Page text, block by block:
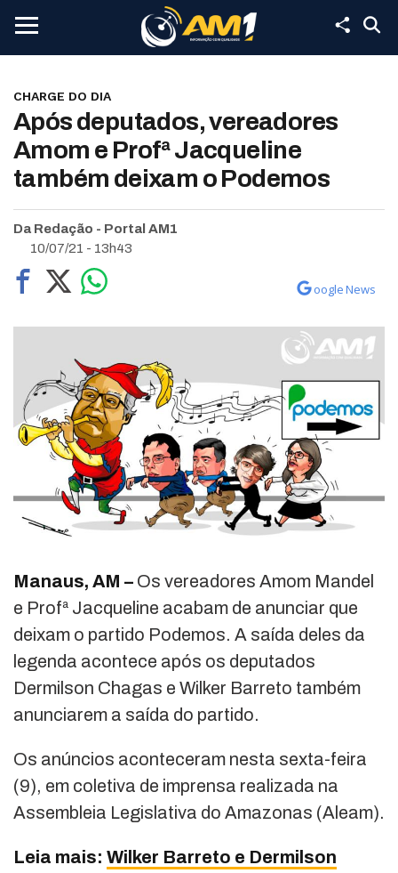
CHARGE DO DIA
Após deputados, vereadores
Amom e Profª Jacqueline
também deixam o Podemos
Da Redação - Portal AM1
10/07/21 - 13h43
oogle News
Manaus, AM – Os vereadores Amom Mandel
e Profª Jacqueline acabam de anunciar que
deixam o partido Podemos. A saída deles da
legenda acontece após os deputados
Dermilson Chagas e Wilker Barreto também
anunciarem a saída do partido.
Os anúncios aconteceram nesta sexta-feira
(9), em coletiva de imprensa realizada na
Assembleia Legislativa do Amazonas (Aleam).
Leia mais: Wilker Barreto e Dermilson